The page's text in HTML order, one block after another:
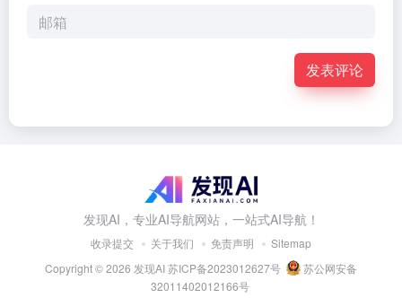
发表评论
发现AI，专业AI导航网站，一站式AI导航！
收录提交 关于我们 免责声明
Sitemap
Copyright © 2026 发现AI苏ICP备2023012627号
苏公网安备
32011402012166号